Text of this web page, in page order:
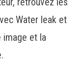
Water leak et
image et la